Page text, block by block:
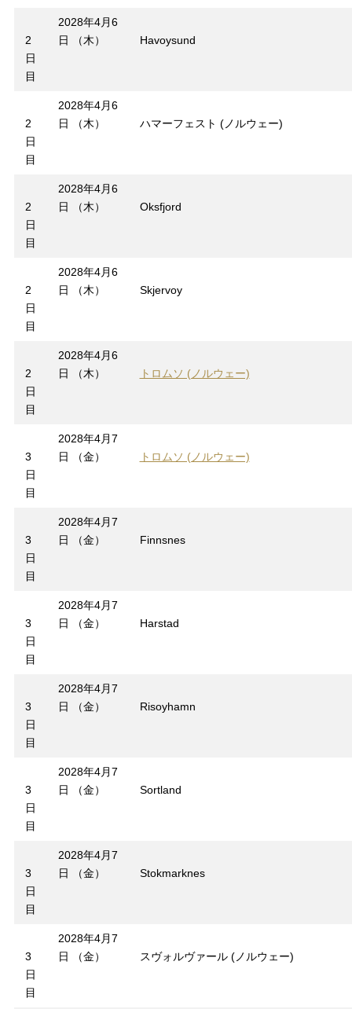
2
日
目
2028年4月6
日 （木）
Havoysund
2
日
目
2028年4月6
日 （木）
ハマーフェスト (ノルウェー)
2
日
目
2028年4月6
日 （木）
Oksfjord
2
日
目
2028年4月6
日 （木）
Skjervoy
2
日
目
2028年4月6
日 （木）
トロムソ (ノルウェー)
3
日
目
2028年4月7
日 （金）
トロムソ (ノルウェー)
3
日
目
2028年4月7
日 （金）
Finnsnes
3
日
目
2028年4月7
日 （金）
Harstad
3
日
目
2028年4月7
日 （金）
Risoyhamn
3
日
目
2028年4月7
日 （金）
Sortland
3
日
目
2028年4月7
日 （金）
Stokmarknes
3
日
目
2028年4月7
日 （金）
スヴォルヴァール (ノルウェー)